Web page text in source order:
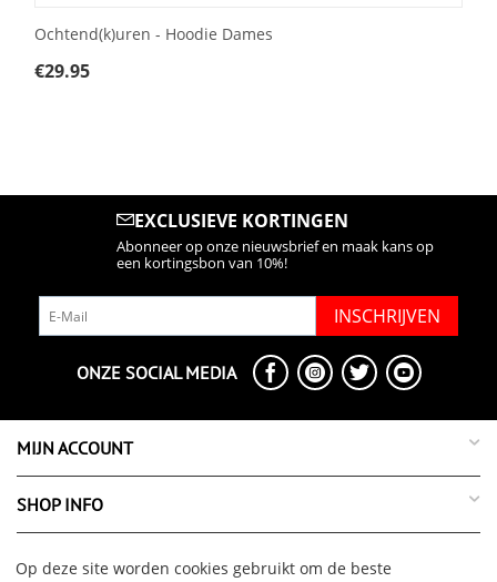
Ochtend(k)uren - Hoodie Dames
€29.95
EXCLUSIEVE KORTINGEN
Abonneer op onze nieuwsbrief en maak kans op
een kortingsbon van 10%!
INSCHRIJVEN
ONZE SOCIAL MEDIA
MIJN ACCOUNT
SHOP INFO
SUPPORT INFO
Op deze site worden cookies gebruikt om de beste